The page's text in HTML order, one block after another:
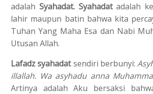
adalah Syahadat. Syahadatadalah
lahir maupun batin bahwa kita
Tuhan Yang Maha Esa dan Nabi
Utusan Allah.
Lafadz syahadatsendiri berbunyi:
illallah. Wa asyhadu anna
Artinya adalah Aku bersaksi